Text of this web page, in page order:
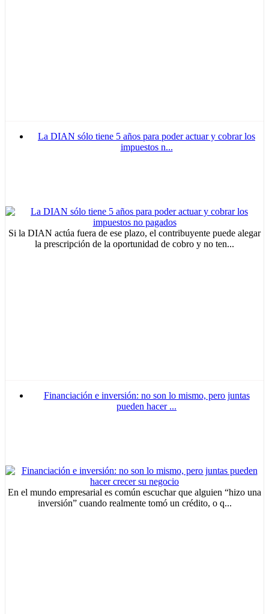
La DIAN sólo tiene 5 años para poder actuar y cobrar los
impuestos n...
Si la DIAN actúa fuera de ese plazo, el contribuyente puede alegar
la prescripción de la oportunidad de cobro y no ten...
Financiación e inversión: no son lo mismo, pero juntas
pueden hacer ...
En el mundo empresarial es común escuchar que alguien “hizo una
inversión” cuando realmente tomó un crédito, o q...